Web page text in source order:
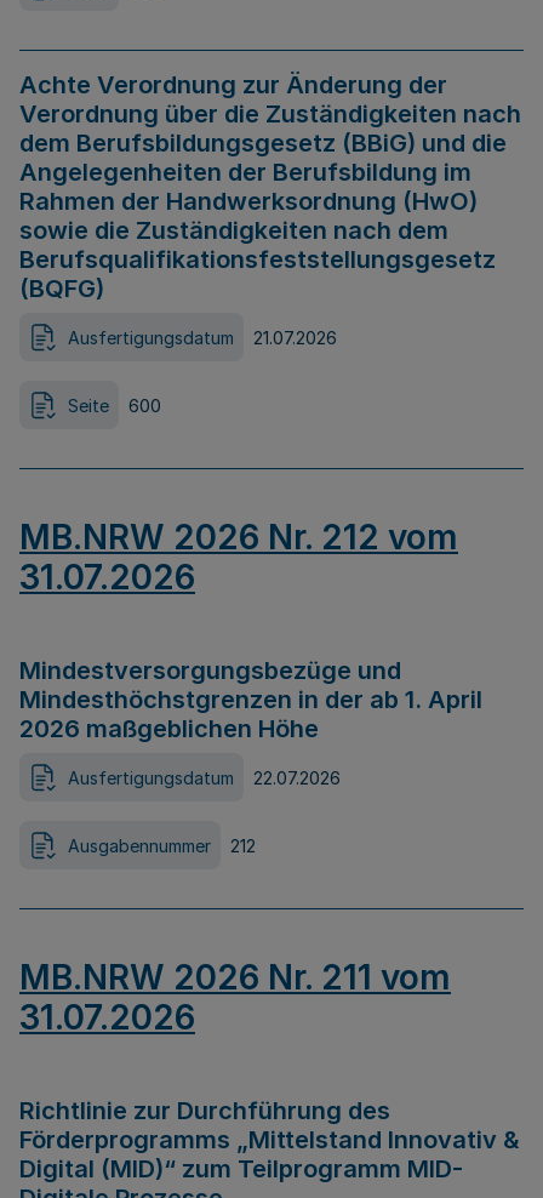
Achte Verordnung zur Änderung der
Verordnung über die Zuständigkeiten nach
dem Berufsbildungsgesetz (BBiG) und die
Angelegenheiten der Berufsbildung im
Rahmen der Handwerksordnung (HwO)
sowie die Zuständigkeiten nach dem
Berufsqualifikationsfeststellungsgesetz
(BQFG)
Ausfertigungsdatum 21.07.2026
Seite 600
MB.NRW 2026 Nr. 212 vom
31.07.2026
Mindestversorgungsbezüge und
Mindesthöchstgrenzen in der ab 1. April
2026 maßgeblichen Höhe
Ausfertigungsdatum 22.07.2026
Ausgabennummer 212
MB.NRW 2026 Nr. 211 vom
31.07.2026
Richtlinie zur Durchführung des
Förderprogramms „Mittelstand Innovativ &
Digital (MID)“ zum Teilprogramm MID-